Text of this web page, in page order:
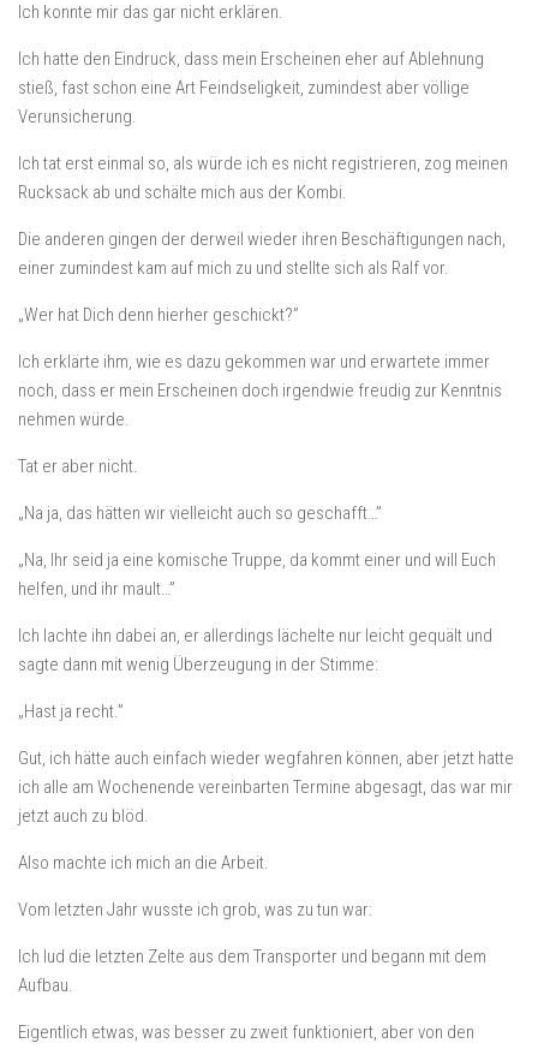
Ich konnte mir das gar nicht erklären.
Ich hatte den Eindruck, dass mein Erscheinen eher auf Ablehnung
stieß, fast schon eine Art Feindseligkeit, zumindest aber völlige
Verunsicherung.
Ich tat erst einmal so, als würde ich es nicht registrieren, zog meinen
Rucksack ab und schälte mich aus der Kombi.
Die anderen gingen der derweil wieder ihren Beschäftigungen nach,
einer zumindest kam auf mich zu und stellte sich als Ralf vor.
„Wer hat Dich denn hierher geschickt?”
Ich erklärte ihm, wie es dazu gekommen war und erwartete immer
noch, dass er mein Erscheinen doch irgendwie freudig zur Kenntnis
nehmen würde.
Tat er aber nicht.
„Na ja, das hätten wir vielleicht auch so geschafft…”
„Na, Ihr seid ja eine komische Truppe, da kommt einer und will Euch
helfen, und ihr mault…”
Ich lachte ihn dabei an, er allerdings lächelte nur leicht gequält und
sagte dann mit wenig Überzeugung in der Stimme:
„Hast ja recht.”
Gut, ich hätte auch einfach wieder wegfahren können, aber jetzt hatte
ich alle am Wochenende vereinbarten Termine abgesagt, das war mir
jetzt auch zu blöd.
Also machte ich mich an die Arbeit.
Vom letzten Jahr wusste ich grob, was zu tun war:
Ich lud die letzten Zelte aus dem Transporter und begann mit dem
Aufbau.
Eigentlich etwas, was besser zu zweit funktioniert, aber von den